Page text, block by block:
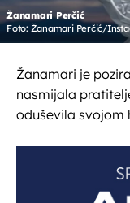
Žanamari Perčić
Foto: Žanamari Perčić/
Žanamari je
nasmijala
oduševila svojom